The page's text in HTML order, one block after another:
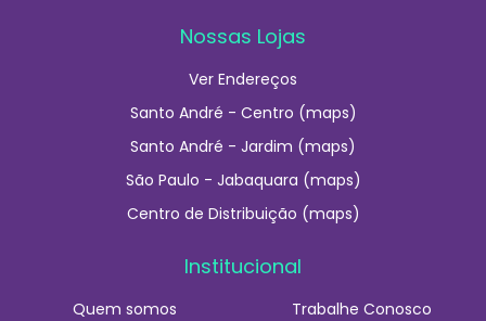
Nossas Lojas
Ver Endereços
Santo André - Centro (maps)
Santo André - Jardim (maps)
São Paulo - Jabaquara (maps)
Centro de Distribuição (maps)
Institucional
Quem somos
Trabalhe Conosco